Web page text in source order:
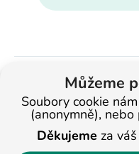
Můžeme
Soubory cookie
(anonymně),
Děkujeme za